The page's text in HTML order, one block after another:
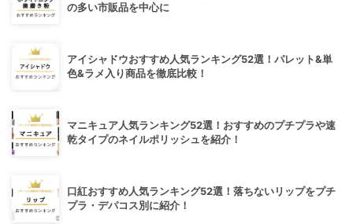
の多い市販品を中心に
アイシャドウおすすめ人気ランキング52選！パレット&単
色&ラメ入り商品を徹底比較！
マニキュア人気ランキング52選！おすすめのプチプラや速
乾タイプのネイルポリッシュを紹介！
口紅おすすめ人気ランキング52選！落ちないリップをプチ
プラ・デパコス別に紹介！